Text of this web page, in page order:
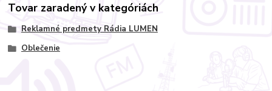
Tovar zaradený v kategóriách
Reklamné predmety Rádia LUMEN
Oblečenie